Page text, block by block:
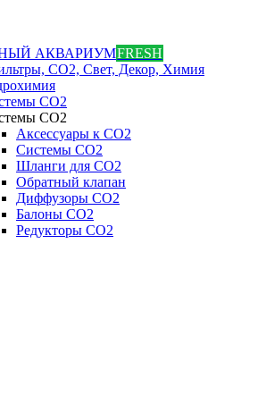
АКВАРИУМFRESH
СО2, Свет, Декор, Химия
СО2
СО2
Аксессуары к СО2
Системы СО2
Шланги для CO2
Обратный клапан
Диффузоры СO2
Балоны CO2
Редукторы CO2